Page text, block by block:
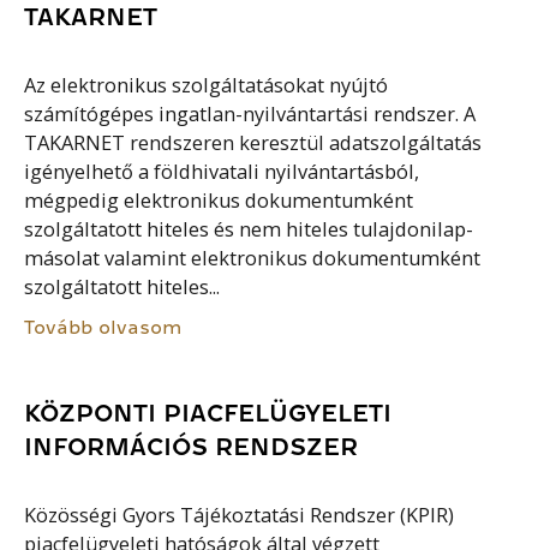
TAKARNET
Az elektronikus szolgáltatásokat nyújtó
számítógépes ingatlan-nyilvántartási rendszer. A
TAKARNET rendszeren keresztül adatszolgáltatás
igényelhető a földhivatali nyilvántartásból,
mégpedig elektronikus dokumentumként
szolgáltatott hiteles és nem hiteles tulajdonilap-
másolat valamint elektronikus dokumentumként
szolgáltatott hiteles...
Tovább olvasom
KÖZPONTI PIACFELÜGYELETI
INFORMÁCIÓS RENDSZER
Közösségi Gyors Tájékoztatási Rendszer (KPIR)
piacfelügyeleti hatóságok által végzett